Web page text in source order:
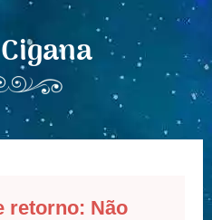
retorno: Não